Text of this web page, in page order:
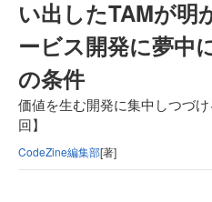
い出したTAMが明
ービス開発に夢中
の条件
価値を生む開発に集中しつづ
回】
CodeZine編集部[著]